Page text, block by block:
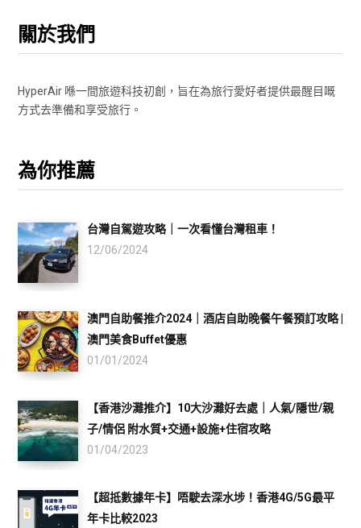
關於我們
HyperAir 喺一間旅遊科技初創，旨在為旅行愛好者提供最醒目嘅
方式去準備和享受旅行。
為你推薦
台灣自駕遊攻略｜一次看懂台灣租車！
12/06/2024
澳門自助餐推介2024｜酒店自助晚餐午餐預訂攻略 |
澳門美食Buffet優惠
01/01/2024
【香港沙灘推介】10大沙灘好去處｜人氣/隱世/親
子/情侶 附水質+交通+設施+住宿攻略
01/04/2023
【超抵數據年卡】唔駛去深水埗！香港4G/5G最平
年卡比較2023